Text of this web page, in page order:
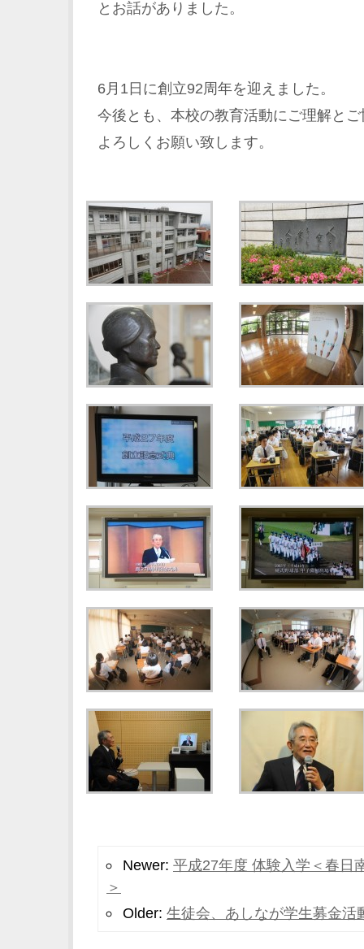
とお話がありました。
6月1日に創立92周年を迎えました。
今後とも、本校の教育活動にご理解と
よろしくお願い致します。
Newer: 平成27年度 体験入学＜春日
＞
Older: 生徒会、あしなが学生募金活